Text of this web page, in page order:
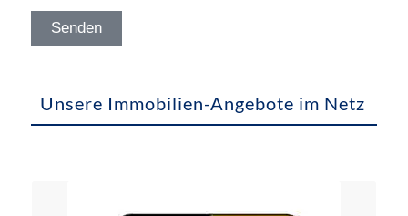
Unsere Immobilien-Angebote im Netz